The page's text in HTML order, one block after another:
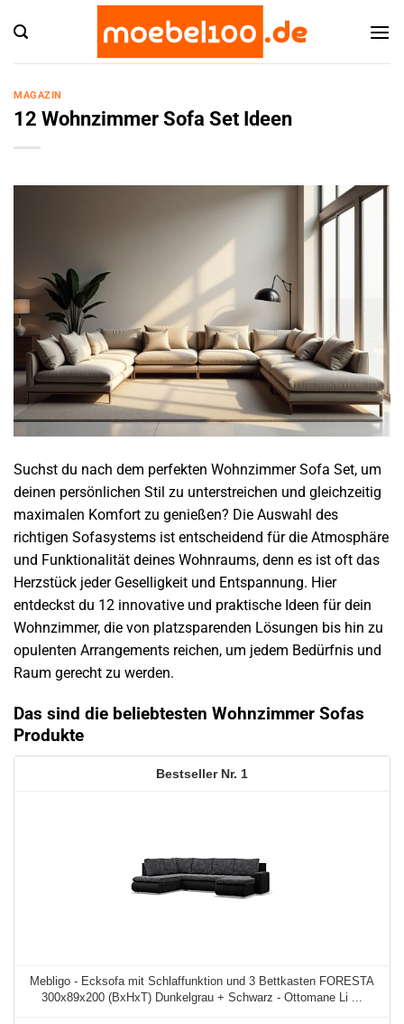
Inhalt
MAGAZIN
12 Wohnzimmer Sofa Set Ideen
Suchst du nach dem perfekten Wohnzimmer Sofa Set, um
deinen persönlichen Stil zu unterstreichen und gleichzeitig
maximalen Komfort zu genießen? Die Auswahl des
richtigen Sofasystems ist entscheidend für die Atmosphäre
und Funktionalität deines Wohnraums, denn es ist oft das
Herzstück jeder Geselligkeit und Entspannung. Hier
entdeckst du 12 innovative und praktische Ideen für dein
Wohnzimmer, die von platzsparenden Lösungen bis hin zu
opulenten Arrangements reichen, um jedem Bedürfnis und
Raum gerecht zu werden.
Das sind die beliebtesten Wohnzimmer Sofas
Produkte
1
Mebligo - Ecksofa mit Schlaffunktion und 3 Bettkasten FORESTA
300x89x200 (BxHxT) Dunkelgrau + Schwarz - Ottomane Li ...